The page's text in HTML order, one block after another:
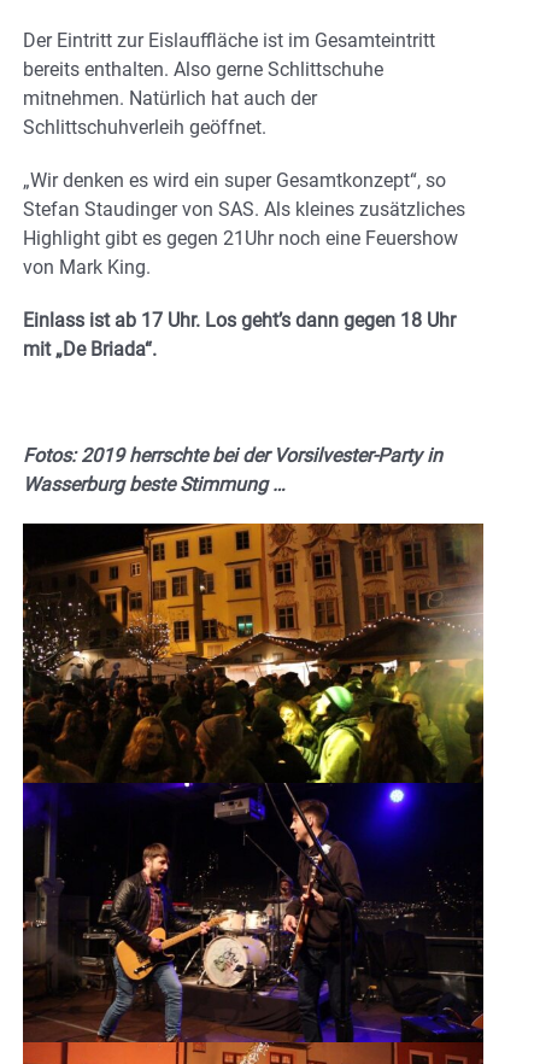
Der Eintritt zur Eislauffläche ist im Gesamteintritt
bereits enthalten. Also gerne Schlittschuhe
mitnehmen. Natürlich hat auch der
Schlittschuhverleih geöffnet.
„Wir denken es wird ein super Gesamtkonzept“, so
Stefan Staudinger von SAS. Als kleines zusätzliches
Highlight gibt es gegen 21Uhr noch eine Feuershow
von Mark King.
Einlass ist ab 17 Uhr. Los geht’s dann gegen 18 Uhr
mit „De Briada“.
Fotos: 2019 herrschte bei der Vorsilvester-Party in
Wasserburg beste Stimmung …